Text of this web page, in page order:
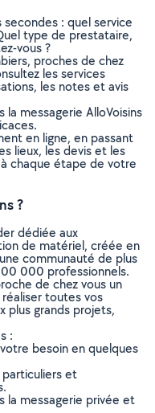
: quel service
type de prestataire,
vous ?
proches de chez
les services
les notes et avis
messagerie AlloVoisins
en ligne, en passant
lieux, les devis et les
chaque étape de votre
?
dédiée aux
de matériel, créée en
communauté de plus
000 professionnels.
de chez vous un
toutes vos
plus grands projets,
:
besoin en quelques
particuliers et
la messagerie privée et